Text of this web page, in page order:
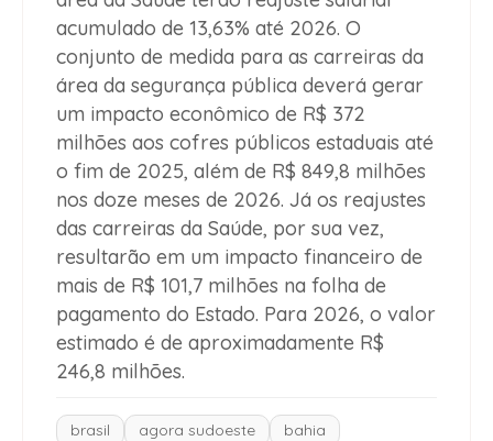
acumulado de 13,63% até 2026. O
conjunto de medida para as carreiras da
área da segurança pública deverá gerar
um impacto econômico de R$ 372
milhões aos cofres públicos estaduais até
o fim de 2025, além de R$ 849,8 milhões
nos doze meses de 2026. Já os reajustes
das carreiras da Saúde, por sua vez,
resultarão em um impacto financeiro de
mais de R$ 101,7 milhões na folha de
pagamento do Estado. Para 2026, o valor
estimado é de aproximadamente R$
246,8 milhões.
brasil agora sudoeste
bahia